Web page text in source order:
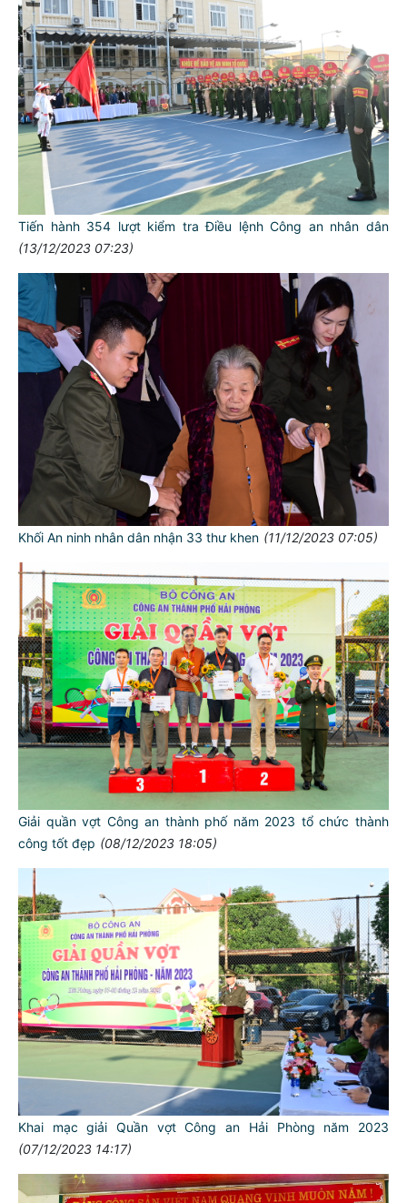
Tiến hành 354 lượt kiểm tra Điều lệnh Công an nhân dân
(13/12/2023 07:23)
Khối An ninh nhân dân nhận 33 thư khen (11/12/2023 07:05)
Giải quần vợt Công an thành phố năm 2023 tổ chức thành
công tốt đẹp (08/12/2023 18:05)
Khai mạc giải Quần vợt Công an Hải Phòng năm 2023
(07/12/2023 14:17)